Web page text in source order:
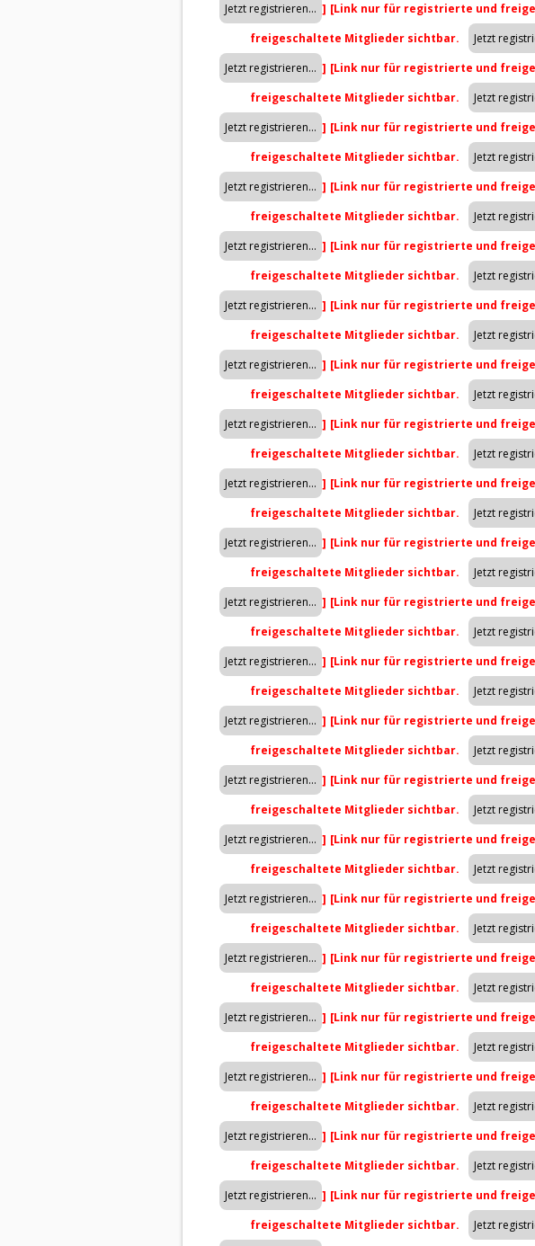
] [Link nur für registrierte und
freigeschaltete Mitglieder sichtbar.
] [Link nur für registrierte und
freigeschaltete Mitglieder sichtbar.
] [Link nur für registrierte und
freigeschaltete Mitglieder sichtbar.
] [Link nur für registrierte und
freigeschaltete Mitglieder sichtbar.
] [Link nur für registrierte und
freigeschaltete Mitglieder sichtbar.
] [Link nur für registrierte und
freigeschaltete Mitglieder sichtbar.
] [Link nur für registrierte und
freigeschaltete Mitglieder sichtbar.
] [Link nur für registrierte und
freigeschaltete Mitglieder sichtbar.
] [Link nur für registrierte und
freigeschaltete Mitglieder sichtbar.
] [Link nur für registrierte und
freigeschaltete Mitglieder sichtbar.
] [Link nur für registrierte und
freigeschaltete Mitglieder sichtbar.
] [Link nur für registrierte und
freigeschaltete Mitglieder sichtbar.
] [Link nur für registrierte und
freigeschaltete Mitglieder sichtbar.
] [Link nur für registrierte und
freigeschaltete Mitglieder sichtbar.
] [Link nur für registrierte und
freigeschaltete Mitglieder sichtbar.
] [Link nur für registrierte und
freigeschaltete Mitglieder sichtbar.
] [Link nur für registrierte und
freigeschaltete Mitglieder sichtbar.
] [Link nur für registrierte und
freigeschaltete Mitglieder sichtbar.
] [Link nur für registrierte und
freigeschaltete Mitglieder sichtbar.
] [Link nur für registrierte und
freigeschaltete Mitglieder sichtbar.
] [Link nur für registrierte und
freigeschaltete Mitglieder sichtbar.